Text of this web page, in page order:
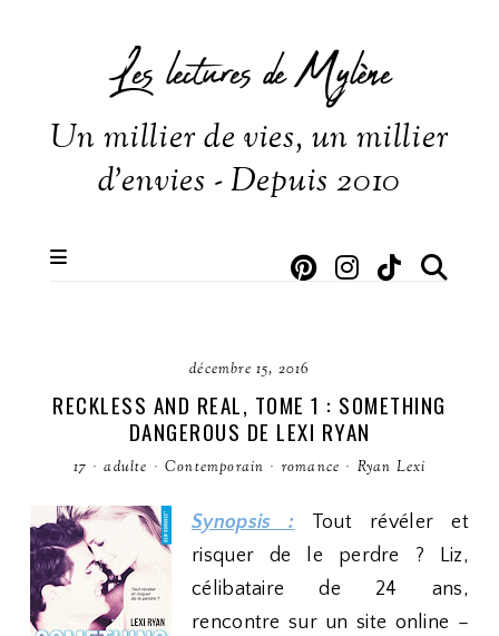
Les lectures de Mylène
Un millier de vies, un millier
d'envies - Depuis 2010
décembre 15, 2016
RECKLESS AND REAL, TOME 1 : SOMETHING
DANGEROUS DE LEXI RYAN
17 · adulte · Contemporain · romance · Ryan Lexi
Synopsis : Tout révéler et
risquer de le perdre ? Liz,
célibataire de 24 ans,
rencontre sur un site online –